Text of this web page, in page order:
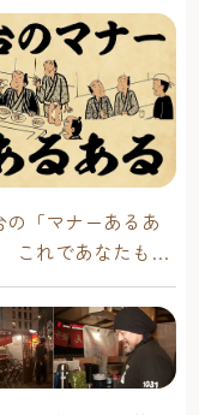
「マナーあるあ
これであなたも屋